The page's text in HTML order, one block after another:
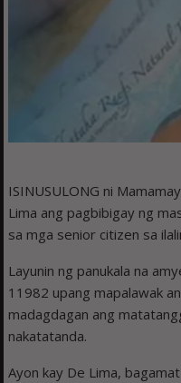
ISINUSULONG ni
Lima ang pagbibigay ng
sa mga senior citizen sa
Layunin ng panukala na
11982 upang mapalawak
madagdagan ang
nakatatanda.
Ayon kay De Lima,